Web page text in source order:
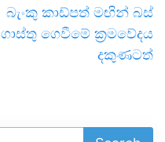
බැංකු කාඩ්පත් මඟින් බස්
ගාස්තු ගෙවීමේ ක්‍රමවේදය
දකුණටත්